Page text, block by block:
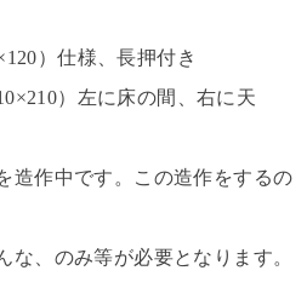
）仕様、長押付き
）左に床の間、右に天
造作中です。この造作をするの
な、のみ等が必要となります。